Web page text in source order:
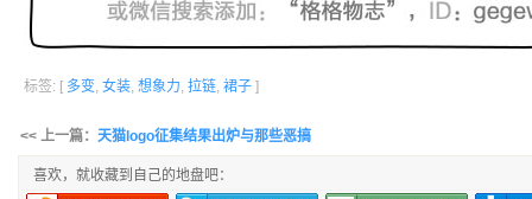
标签: [ 多变, 女装, 想象力, 拉链, 裙子 ]
<< 上一篇： 天猫logo征集结果出炉与那些恶搞
喜欢，就收藏到自己的地盘吧：